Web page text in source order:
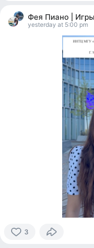
people
reacted
yesterday at 5:00 pm
3